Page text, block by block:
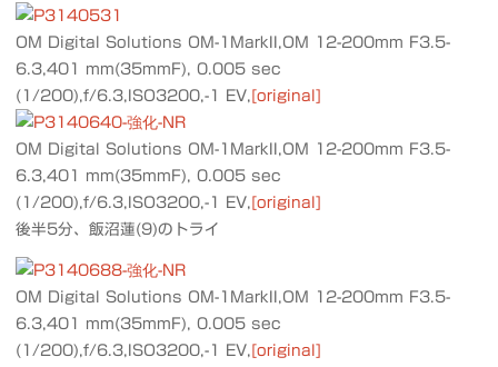
OM Digital Solutions OM-1MarkII,OM 12-200mm F3.5-
6.3,401 mm(35mmF), 0.005 sec
(1/200),f/6.3,ISO3200,-1 EV, [original]
OM Digital Solutions OM-1MarkII,OM 12-200mm F3.5-
6.3,401 mm(35mmF), 0.005 sec
(1/200),f/6.3,ISO3200,-1 EV, [original]
後半5分、飯沼蓮(9)のトライ
OM Digital Solutions OM-1MarkII,OM 12-200mm F3.5-
6.3,401 mm(35mmF), 0.005 sec
(1/200),f/6.3,ISO3200,-1 EV, [original]